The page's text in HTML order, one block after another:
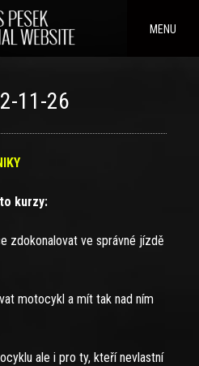
MENU
11-26
kurzy:
zdokonalovat ve správné jízdě
motocykl a mít tak nad ním
ale i pro ty, kteří nevlastní